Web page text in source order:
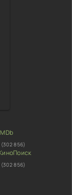
(302 856)
(302 856)